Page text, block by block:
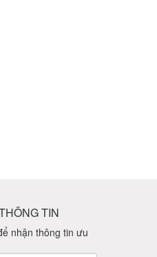
TIN
nhận thông tin ưu